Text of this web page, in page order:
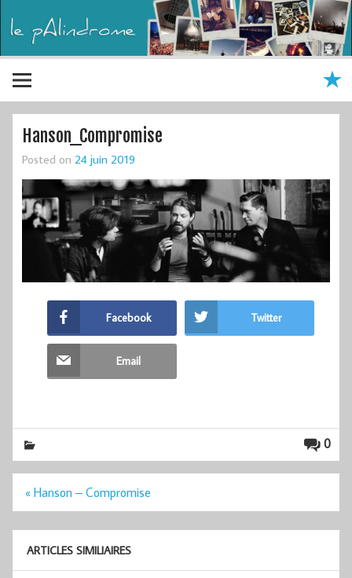
Hanson_Compromise
Posted on 24 juin 2019
Facebook Twitter
Email
0
Navigation
l’article
« Hanson – Compromise
ARTICLES SIMILIAIRES